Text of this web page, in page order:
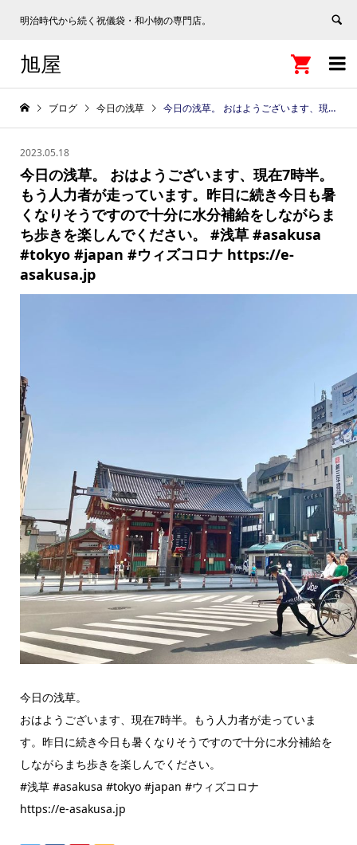
明治時代から続く祝儀袋・和小物の専門店。

旭屋 
ブログ 今日の浅草 今日の浅草。 おはようございます、現在7時半。もう人力者が走っています。昨日に続き今日も暑くなりそうですので十分に水分補給をしながらまち歩きを楽しんでください。 #浅草 #asakusa #tokyo #japan #ウィズコロナ https://e-asakusa.jp
2023.05.18
今日の浅草。 おはようございます、現在7時半。
もう人力者が走っています。昨日に続き今日も暑
くなりそうですので十分に水分補給をしながらま
ち歩きを楽しんでください。 #浅草 #asakusa
#tokyo #japan #ウィズコロナ https://e-
asakusa.jp
今日の浅草。
おはようございます、現在7時半。もう人力者が走っていま
す。昨日に続き今日も暑くなりそうですので十分に水分補給を
しながらまち歩きを楽しんでください。
#浅草 #asakusa #tokyo #japan #ウィズコロナ
https://e-asakusa.jp